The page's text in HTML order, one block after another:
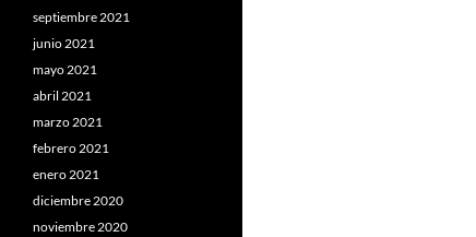
septiembre 2021
junio 2021
mayo 2021
abril 2021
marzo 2021
febrero 2021
enero 2021
diciembre 2020
noviembre 2020